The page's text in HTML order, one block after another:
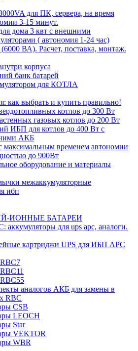
для ПК, сервера, на время
3-15 минут.
дома 3 квт с внешними
( автономия 1-24 час)
ВА). Расчет, поставка, монтаж.
корпуса
банк батарей
для КОТЛА
как выбрать и купить правильно!
котлов до 300 Вт
газовых котлов до 200 Вт
ИБП для котлов до 400 Вт с
АКБ
временем автономии
до 900Вт
оборудование и материалы
межаккумуляторные
ибп
ИОННЫЕ БАТАРЕИ
аккумуляторы для ups apc, аналоги.
картриджи UPS для ИБП APC
RBC7
RBC11
RBC55
аналогов АКБ для замены в
RBC
CSB
LEOCH
Star
VEKTOR
WBR